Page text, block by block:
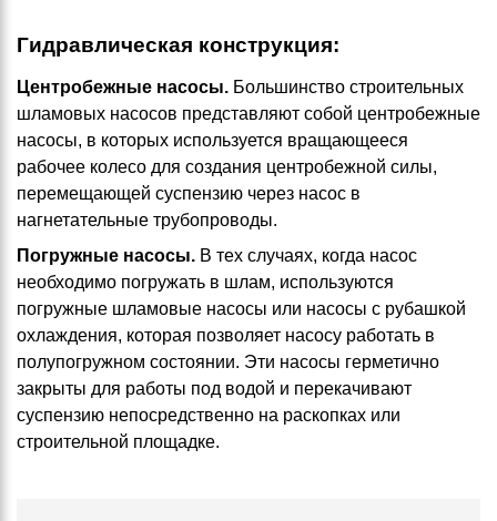
Гидравлическая конструкция:
Центробежные насосы. Большинство строительных
шламовых насосов представляют собой центробежные
насосы, в которых используется вращающееся
рабочее колесо для создания центробежной силы,
перемещающей суспензию через насос в
нагнетательные трубопроводы.
Погружные насосы. В тех случаях, когда насос
необходимо погружать в шлам, используются
погружные шламовые насосы или насосы с рубашкой
охлаждения, которая позволяет насосу работать в
полупогружном состоянии. Эти насосы герметично
закрыты для работы под водой и перекачивают
суспензию непосредственно на раскопках или
строительной площадке.